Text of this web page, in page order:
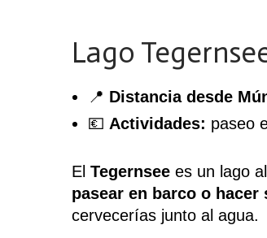
Lago
📍 Distancia desde
💶 Actividades: paseo
El Tegernsee es un lago
pasear en barco o hacer
cervecerías junto al agua.